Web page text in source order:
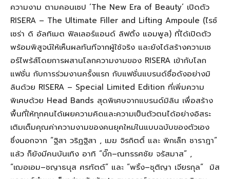
ความงาม ตามคอนเซป ‘The New Era of Beauty’ เปิดตัว
RISERA – The Ultimate Filler and Lifting Ampoule (ไรซ์
เซร่า ดิ อัลทิเมต ฟิลเลอร์แอนด์ ลิฟติ้ง แอมพูล) ที่ได้เปิดตัว
พร้อมพิสูจน์ให้เห็นผลทันทีจากผู้ใช้จริง และยังได้สร้างความเซ
อร์ไพร้ส์โดยการผสานโลกความงามของ RISERA เข้ากับโลก
แฟชั่น กับการร่วมงานครั้งแรก กับแฟชั่นแบรนด์ชื่อดังอย่างมิ
ลินด้วย RISERA – Special Limited Edition ที่เพิ่มความ
พิเศษด้วย Head Bands สุดพิเศษจากแบรนด์มิลิน เพื่อสร้าง
พื้นที่ให้ทุกคนได้เผยความคิดและความเป็นตัวตนได้อย่างอิสระ
เติมเต็มคุณค่าความงามของคนยุคใหม่ในแบบฉบับของตัวเอง
ซึ่งนอกจาก “ฐิสา วริฏฐิสา , เมฆ จิรกิตติ์ และ พิกเล็ท ชาราฎา”
แล้ว ก็ยังมีคนบันเทิง อาทิ “บิ๊ก–ณทรรศชัย จรัสมาส” ,
“เฌอเอม–ชญาธนุส ศรทัตต์” และ “พริ้ง–ชุติญา เจียรกุล” มิส